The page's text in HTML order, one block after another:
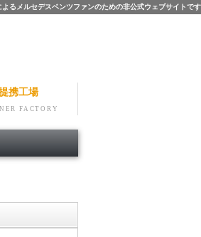
るメルセデスベンツファンのための非公式ウェブサイトです
携工場
FACTORY